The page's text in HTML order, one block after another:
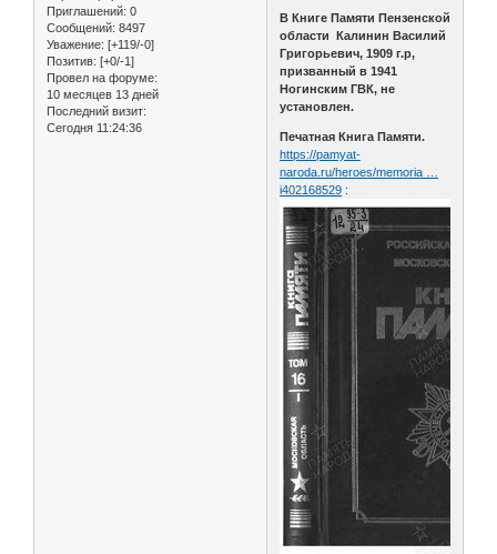
Приглашений: 0
Сообщений: 8497
Уважение: [+119/-0]
Позитив: [+0/-1]
Провел на форуме:
10 месяцев 13 дней
Последний визит:
Сегодня 11:24:36
В Книге Памяти Пензенской
области Калинин Василий
Григорьевич, 1909 г.р,
призванный в 1941
Ногинским ГВК, не
установлен.
Печатная Книга Памяти.
https://pamyat-
naroda.ru/heroes/memoria …
i402168529 :